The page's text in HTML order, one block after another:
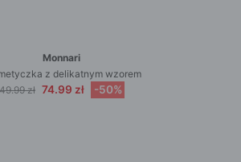
Monnari
z delikatnym wzorem
zł 74.99 zł -50%